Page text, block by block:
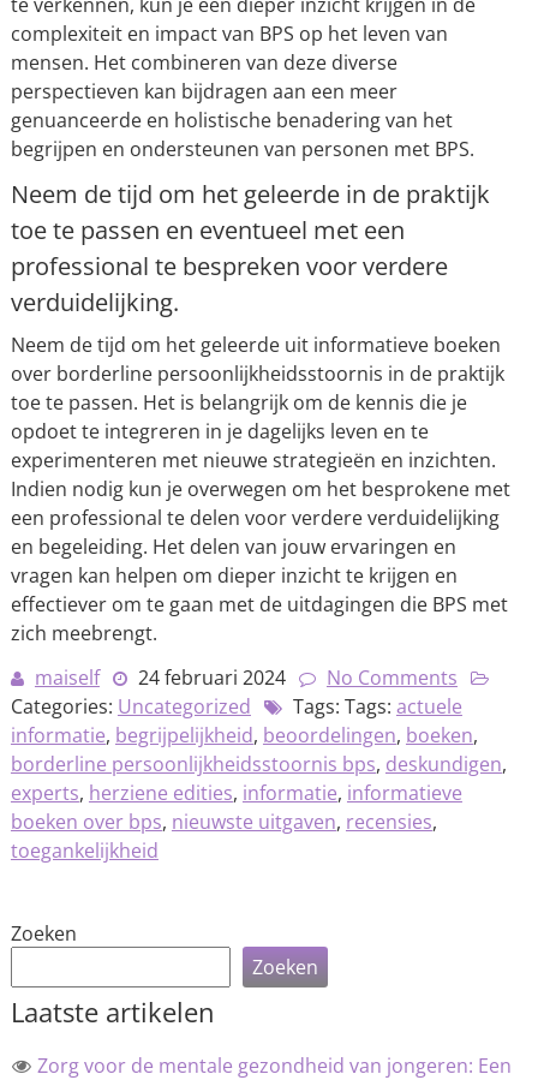
complexiteit en impact van BPS op het leven van
mensen. Het combineren van deze diverse
perspectieven kan bijdragen aan een meer
genuanceerde en holistische benadering van het
begrijpen en ondersteunen van personen met BPS.
Neem de tijd om het geleerde in de praktijk
toe te passen en eventueel met een
professional te bespreken voor verdere
verduidelijking.
Neem de tijd om het geleerde uit informatieve boeken
over borderline persoonlijkheidsstoornis in de praktijk
toe te passen. Het is belangrijk om de kennis die je
opdoet te integreren in je dagelijks leven en te
experimenteren met nieuwe strategieën en inzichten.
Indien nodig kun je overwegen om het besprokene met
een professional te delen voor verdere verduidelijking
en begeleiding. Het delen van jouw ervaringen en
vragen kan helpen om dieper inzicht te krijgen en
effectiever om te gaan met de uitdagingen die BPS met
zich meebrengt.
maiself
24 februari 2024
No Comments
Categories: Uncategorized Tags: Tags: actuele
informatie, begrijpelijkheid, beoordelingen, boeken,
borderline persoonlijkheidsstoornis bps, deskundigen,
experts, herziene edities, informatie, informatieve
boeken over bps, nieuwste uitgaven, recensies,
toegankelijkheid
Zoeken
Zoeken
Laatste artikelen
Zorg voor de mentale gezondheid van jongeren: Een